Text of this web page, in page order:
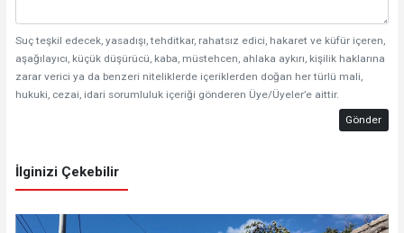
Suç teşkil edecek, yasadışı, tehditkar, rahatsız edici, hakaret ve küfür içeren,
aşağılayıcı, küçük düşürücü, kaba, müstehcen, ahlaka aykırı, kişilik haklarına
zarar verici ya da benzeri niteliklerde içeriklerden doğan her türlü mali,
hukuki, cezai, idari sorumluluk içeriği gönderen Üye/Üyeler’e aittir.
Gönder
İlginizi Çekebilir